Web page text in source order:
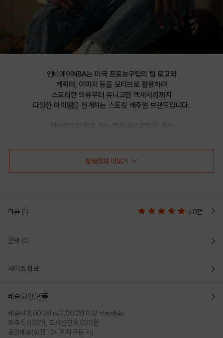
엔비에이NBA는 미국 프로농구팀의 팀 로고와
캐릭터, 이미지 등을 모티브로 활용하여
스포티한 의류부터 유니크한 액세서리까지
다양한 아이템을 전개하는 스트릿 캐주얼 브랜드입니다.
HAT(N255AP152P)
HAT(N255AP152P)
스몰 아치형 자수 포인트 워싱 코튼 버킷햇
- 전체적으로 머리 둘레가 넉넉하고 깊이감 있는 패턴으로
편안함과 동시에착용 시 얼굴이 작아보이는 효과가 있음
- M사이즈- 둘레:57 / 높이:8.5 / 챙길이:6
상세정보 더보기
리뷰 (1) 5.0점
문의 (0)
사이즈 정보
배송/교환/반품
배송비 3,000원 (40,000원 이상 무료배송)
제주 5,000원, 도서산간 8,000원
총알배송(오전 10시까지 주문 시)